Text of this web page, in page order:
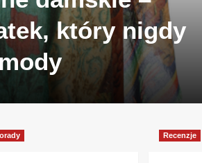
który nigdy
Recenzje